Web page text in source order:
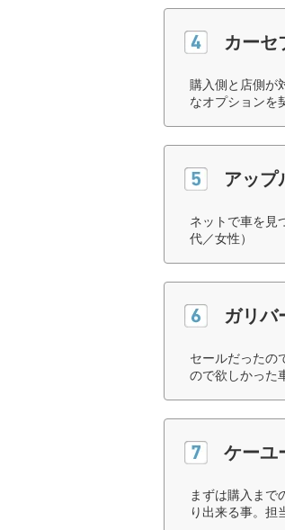
カーセ
購入側と店側が
なオプションを
アップ
ネットで車を見
代／女性）
ガリバ
セールだったの
ので欲しかった
ケーユ
まずは購入まで
り出来る事。担